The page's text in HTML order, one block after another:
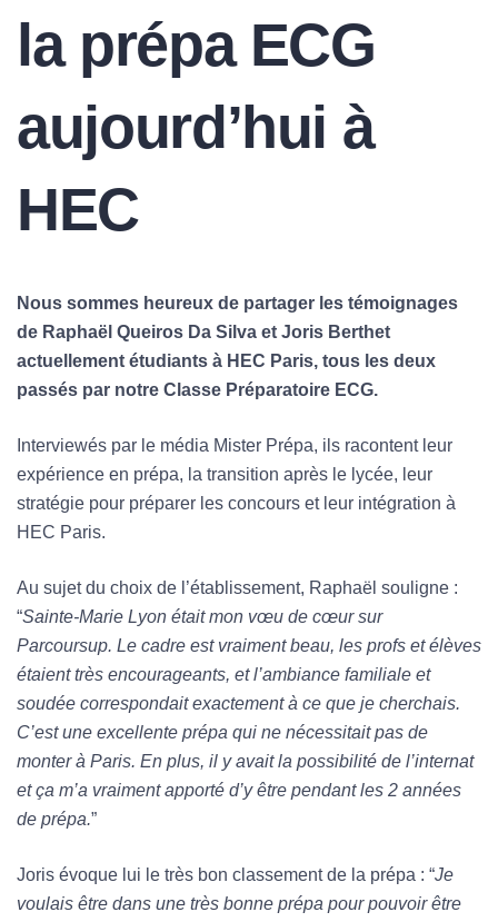
la prépa ECG
aujourd’hui à
HEC
Nous sommes heureux de partager les témoignages
de Raphaël Queiros Da Silva et Joris Berthet
actuellement étudiants à HEC Paris, tous les deux
passés par notre Classe Préparatoire ECG.
Interviewés par le média Mister Prépa, ils racontent leur
expérience en prépa, la transition après le lycée, leur
stratégie pour préparer les concours et leur intégration à
HEC Paris.
Au sujet du choix de l’établissement, Raphaël souligne :
“Sainte-Marie Lyon était mon vœu de cœur sur
Parcoursup. Le cadre est vraiment beau, les profs et élèves
étaient très encourageants, et l’ambiance familiale et
soudée correspondait exactement à ce que je cherchais.
C’est une excellente prépa qui ne nécessitait pas de
monter à Paris. En plus, il y avait la possibilité de l’internat
et ça m’a vraiment apporté d’y être pendant les 2 années
de prépa.”
Joris évoque lui le très bon classement de la prépa : “Je
voulais être dans une très bonne prépa pour pouvoir être